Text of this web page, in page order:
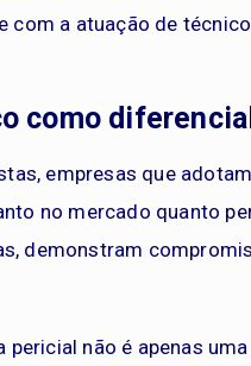
com a atuação de
como
empresas que
no mercado quanto
demonstram
pericial não é apenas